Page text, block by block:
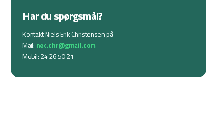
Har du spørgsmål?
Kontakt Niels Erik Christensen på
Mail: nec.chr@gmail.com
Mobil: 24 26 50 21